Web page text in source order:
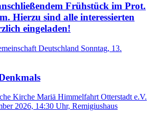
Frühstück im Prot.
Hierzu sind alle interessierten
eingeladen!
Deutschland Sonntag, 13.
Kirche Mariä Himmelfahrt Otterstadt e.V.
2026, 14:30 Uhr, Remigiushaus